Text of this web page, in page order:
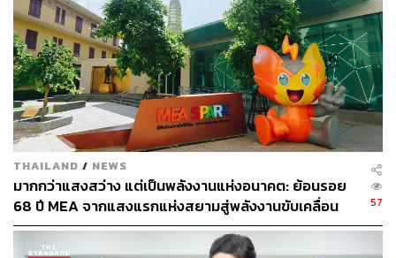
ทุกข้อจำกัดคือความท้าทาย เผยคอนโดมิเนียมแห่ง
อนาคต 2 แบรนด์ใหม่ระดับซูเปอร์ไฮเอนด์
สำหรับเกมรุกกลยุทธ์
Ananda New Blue ยังได้มีการปล่อย
ตัววิดีโอความยาวเกือบ 2 นาที ที่เป็นเสมือนจุดเริ่มต้นแห่ง
พันธสัญญาว่าอนันดาจะไม่หยุดสร้างสรรค์สิ่งที่ดีกว่า ไม่ว่า
อะไรจะเกิดขึ้น โดยเนื้อหาเผยให้เห็นช่วงเวลาแห่งข้อจำกัด
ต่างๆ แต่ก็ไม่สามารถหยุดความท้าทาย สร้างสิ่งที่ดีที่สุดให้ยิ่ง
กว่าเดิมให้ได้
THAILAND / NEWS
มากกว่าแสงสว่าง แต่เป็นพลังงานแห่งอนาคต: ย้อนรอย
68 ปี MEA จากแสงแรกแห่งสยามสู่พลังงานขับเคลื่อน
เมือง ผ่าน MEA SPARK
57